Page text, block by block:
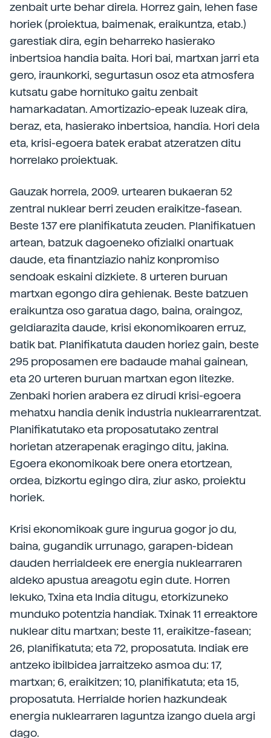
zenbait urte behar direla. Horrez gain, lehen fase
horiek (proiektua, baimenak, eraikuntza, etab.)
garestiak dira, egin beharreko hasierako
inbertsioa handia baita. Hori bai, martxan jarri eta
gero, iraunkorki, segurtasun osoz eta atmosfera
kutsatu gabe hornituko gaitu zenbait
hamarkadatan. Amortizazio-epeak luzeak dira,
beraz, eta, hasierako inbertsioa, handia. Hori dela
eta, krisi-egoera batek erabat atzeratzen ditu
horrelako proiektuak.
Gauzak horrela, 2009. urtearen bukaeran 52
zentral nuklear berri zeuden eraikitze-fasean.
Beste 137 ere planifikatuta zeuden. Planifikatuen
artean, batzuk dagoeneko ofizialki onartuak
daude, eta finantziazio nahiz konpromiso
sendoak eskaini dizkiete. 8 urteren buruan
martxan egongo dira gehienak. Beste batzuen
eraikuntza oso garatua dago, baina, oraingoz,
geldiarazita daude, krisi ekonomikoaren erruz,
batik bat. Planifikatuta dauden horiez gain, beste
295 proposamen ere badaude mahai gainean,
eta 20 urteren buruan martxan egon litezke.
Zenbaki horien arabera ez dirudi krisi-egoera
mehatxu handia denik industria nuklearrarentzat.
Planifikatutako eta proposatutako zentral
horietan atzerapenak eragingo ditu, jakina.
Egoera ekonomikoak bere onera etortzean,
ordea, bizkortu egingo dira, ziur asko, proiektu
horiek.
Krisi ekonomikoak gure ingurua gogor jo du,
baina, gugandik urrunago, garapen-bidean
dauden herrialdeek ere energia nuklearraren
aldeko apustua areagotu egin dute. Horren
lekuko, Txina eta India ditugu, etorkizuneko
munduko potentzia handiak. Txinak 11 erreaktore
nuklear ditu martxan; beste 11, eraikitze-fasean;
26, planifikatuta; eta 72, proposatuta. Indiak ere
antzeko ibilbidea jarraitzeko asmoa du: 17,
martxan; 6, eraikitzen; 10, planifikatuta; eta 15,
proposatuta. Herrialde horien hazkundeak
energia nuklearraren laguntza izango duela argi
dago.